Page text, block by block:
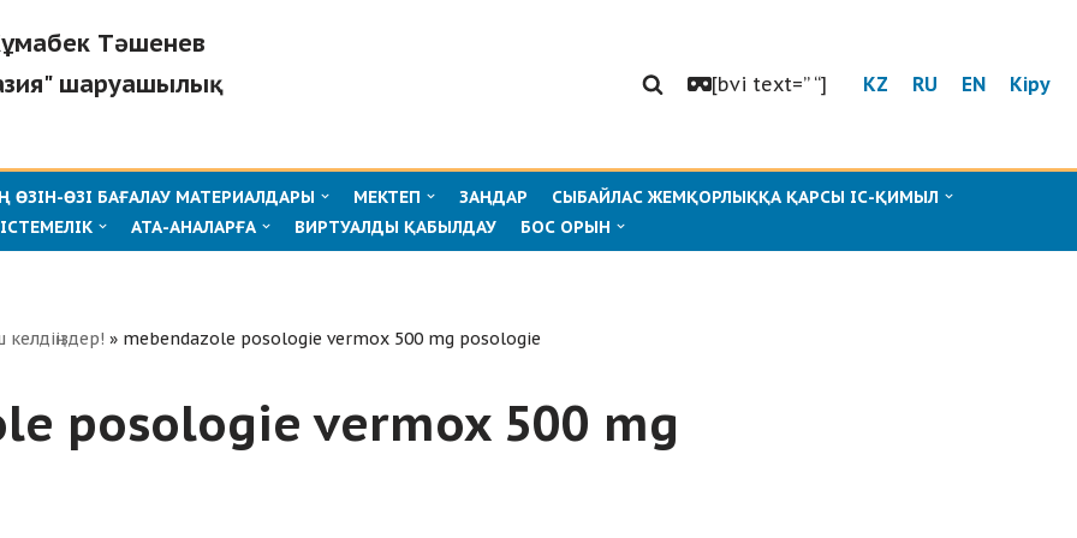
Тәшенев
шаруашылық
[bvi text=” “] KZ RU EN Кіру
ӨЗІ БАҒАЛАУ МАТЕРИАЛДАРЫ МЕКТЕП ЗАҢДАР
СЫБАЙЛАС ЖЕМҚОРЛЫҚҚА ҚАРСЫ ІС-ҚИМЫЛ
АТА-АНАЛАРҒА ВИРТУАЛДЫ ҚАБЫЛДАУ БОС ОРЫН
келдіңіздер! » mebendazole posologie vermox 500 mg posologie
posologie vermox 500 mg